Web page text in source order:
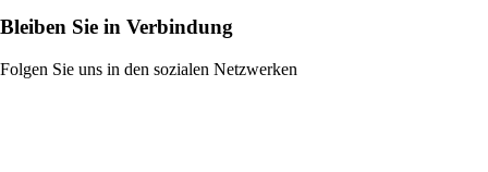
Bleiben Sie in Verbindung
Folgen Sie uns in den sozialen Netzwerken